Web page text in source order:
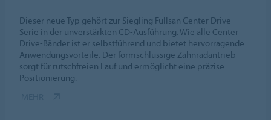
Dieser neue Typ gehört zur Siegling Fullsan Center Drive-
Serie in der unverstärkten CD-Ausführung. Wie alle Center
Drive-Bänder ist er selbstführend und bietet hervorragende
Anwendungsvorteile. Der formschlüssige Zahnradantrieb
sorgt für rutschfreien Lauf und ermöglicht eine präzise
Positionierung.